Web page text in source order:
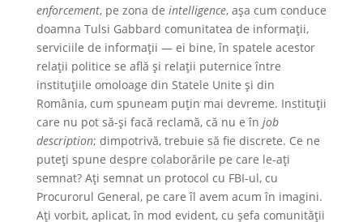
enforcement, pe zona de intelligence, așa cum conduce
doamna Tulsi Gabbard comunitatea de informații,
serviciile de informații — ei bine, în spatele acestor
relații politice se află și relații puternice între
instituțiile omoloage din Statele Unite și din
România, cum spuneam puțin mai devreme. Instituții
care nu pot să-și facă reclamă, că nu e în job
description; dimpotrivă, trebuie să fie discrete. Ce ne
puteți spune despre colaborările pe care le-ați
semnat? Ați semnat un protocol cu FBI-ul, cu
Procurorul General, pe care îl avem acum în imagini.
Ați vorbit, aplicat, în mod evident, cu șefa comunității